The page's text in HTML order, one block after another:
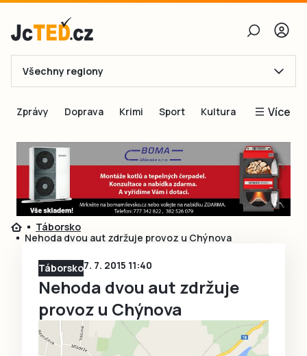
E-mail
Obnovit heslo
Přihlásit se
Ještě nemám účet, chci se
Všechny regiony
Zprávy Doprava Krimi Sport Kultura Více
Blogy
Inspirace
Čtenáři píší
Speciální přílohy
Táborsko
Nehoda dvou aut zdržuje provoz u Chýnova
Táborsko7. 7. 2015 11:40
Nehoda dvou aut zdržuje
provoz u Chýnova